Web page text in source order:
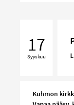
17
Syyskuu
Kuhmon